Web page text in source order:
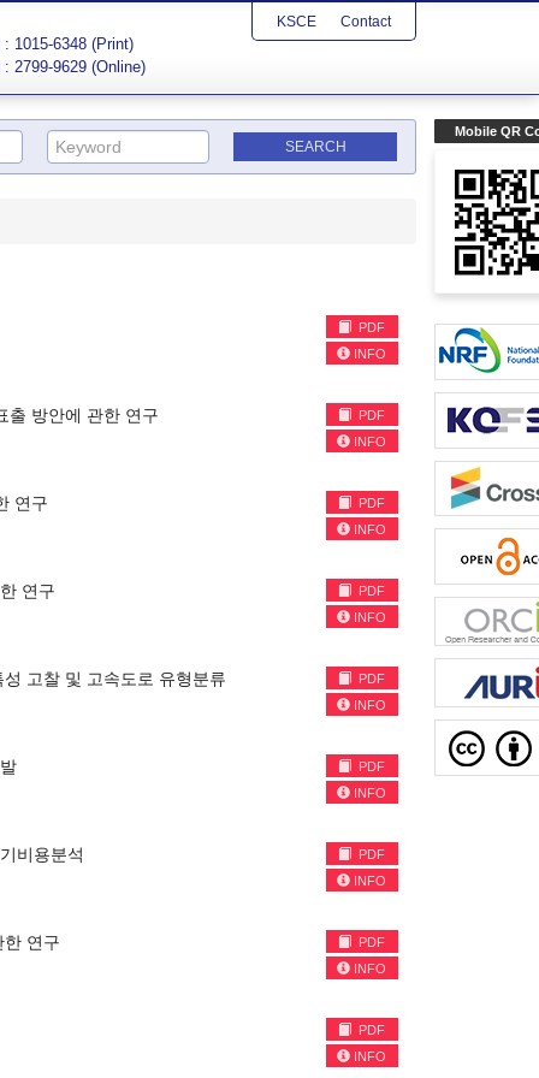
KSCE Contact
: 1015-6348 (Print)
: 2799-9629 (Online)
Mobile QR
PDF
INFO
출 방안에 관한 연구
PDF
INFO
연구
PDF
INFO
연구
PDF
INFO
고찰 및 고속도로 유형분류
PDF
INFO
PDF
INFO
비용분석
PDF
INFO
연구
PDF
INFO
PDF
INFO